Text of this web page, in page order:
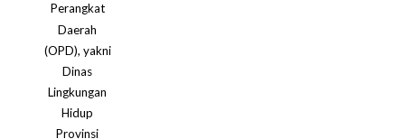
Perangkat
Daerah
(OPD), yakni
Dinas
Lingkungan
Hidup
Provinsi